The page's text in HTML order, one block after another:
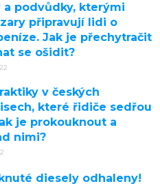
a podvůdky, kterými
připravují lidi o
Jak je přechytračit
se ošidit?
v českých
které řidiče sedřou
je prokouknout a
nimi?
diesely odhaleny!